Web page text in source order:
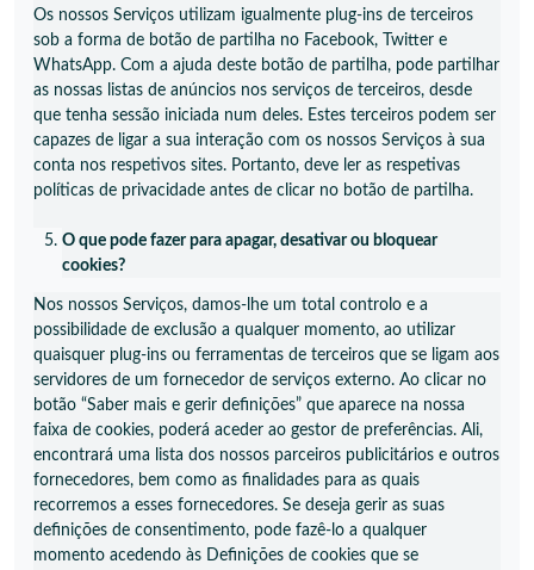
Os nossos Serviços utilizam igualmente plug-ins de terceiros
sob a forma de botão de partilha no Facebook, Twitter e
WhatsApp. Com a ajuda deste botão de partilha, pode partilhar
as nossas listas de anúncios nos serviços de terceiros, desde
que tenha sessão iniciada num deles. Estes terceiros podem ser
capazes de ligar a sua interação com os nossos Serviços à sua
conta nos respetivos sites. Portanto, deve ler as respetivas
políticas de privacidade antes de clicar no botão de partilha.
O que pode fazer para apagar, desativar ou bloquear
cookies?
Nos nossos Serviços, damos-lhe um total controlo e a
possibilidade de exclusão a qualquer momento, ao utilizar
quaisquer plug-ins ou ferramentas de terceiros que se ligam aos
servidores de um fornecedor de serviços externo. Ao clicar no
botão “Saber mais e gerir definições” que aparece na nossa
faixa de cookies, poderá aceder ao gestor de preferências. Ali,
encontrará uma lista dos nossos parceiros publicitários e outros
fornecedores, bem como as finalidades para as quais
recorremos a esses fornecedores. Se deseja gerir as suas
definições de consentimento, pode fazê-lo a qualquer
momento acedendo às Definições de cookies que se